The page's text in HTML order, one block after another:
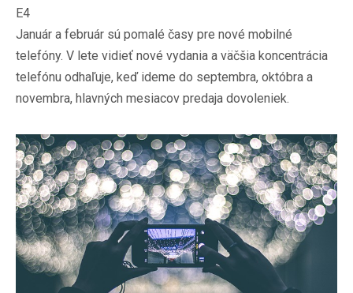
E4
Január a február sú pomalé časy pre nové mobilné
telefóny. V lete vidieť nové vydania a väčšia koncentrácia
telefónu odhaľuje, keď ideme do septembra, októbra a
novembra, hlavných mesiacov predaja dovoleniek.